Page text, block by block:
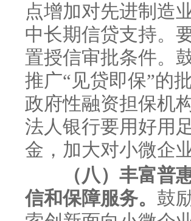
点增加对先进制造
中长期信贷支持。
置授信审批条件。
推广“见贷即保”的
政府性融资担保机
法人银行要用好用
金，加大对小微企
（八）丰富普
信和保障服务。 鼓